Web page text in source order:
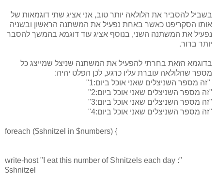
בשביל להסביר את הלולאה יותר טוב, אני אציג שתי דוגמאות של
אותו הסקריפט כאשר באחת נפעיל את המשתנה הראשון ובשניה
נפעיל את המשתנה השני, בנוסף אציג עוד דוגמא בהמשך להסבר
יותר ברור.
בדוגמא הזאת בחרתי להפעיל את המשתנה שניצל שמייצג כל
מספר שהלולאה עוברת עליו כרגע, לכן הפלט יהיה:
"זה מספר השניצלים שאני אוכל ביום:1"
"זה מספר השניצלים שאני אוכל ביום:2"
"זה מספר השניצלים שאני אוכל ביום:3"
"זה מספר השניצלים שאני אוכל ביום:4"
foreach ($shnitzel in $numbers) {
write-host "I eat this number of Shnitzels each day :"
$shnitzel